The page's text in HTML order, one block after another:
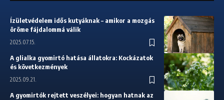
Ízületvédelem idős kutyáknak – amikor a mozgás
öröme fájdalommá válik
2025.07.15.
A glialka gyomirtó hatása állatokra: Kockázatok
és következmények
2025.09.21.
A gyomirtók rejtett veszélyei: hogyan hatnak az